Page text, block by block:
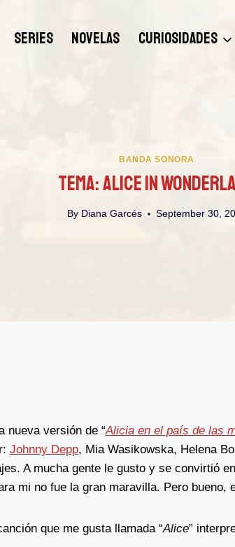
SERIES NOVELAS CURIOSIDADES
BANDA SONORA
Tema: Alice In
By Diana Garcés September 30,
nueva versión de “Alicia en el país de las
Johnny Depp, Mia Wasikowska, Helena
A mucha gente le gusto y se convirtió
mi no fue la gran maravilla. Pero bueno,
que me gusta llamada “Alice”